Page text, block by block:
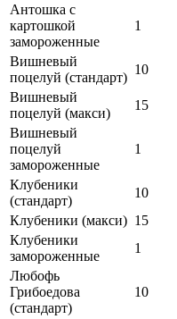
Антошка с
картошкой
замороженные
1
Вишневый
поцелуй (стандарт)
10
Вишневый
поцелуй (макси)
15
Вишневый
поцелуй
замороженные
1
Клубеники
(стандарт)
10
Клубеники (макси) 15
Клубеники
замороженные
1
Любофь
Грибоедова
(стандарт)
10